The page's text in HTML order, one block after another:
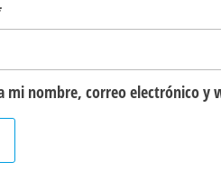
mi nombre, correo electrónico y